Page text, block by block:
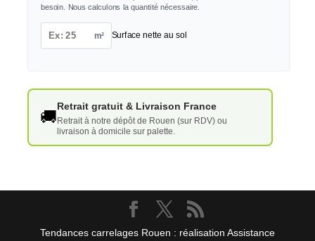
besoin. Nous calculons la quantité nécessaire.
m² Surface nette au sol
🚚
Retrait gratuit & Livraison France
Retrait à notre dépôt de Rouen (sur RDV) ou
livraison à domicile sur palette.
Tendances carrelages Rouen : réalisation Assistance